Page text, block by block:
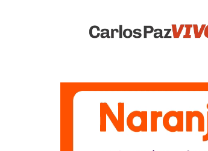
Vivo